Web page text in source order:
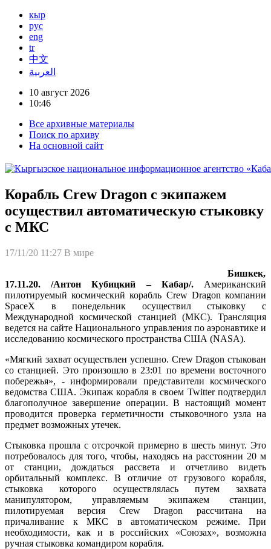
кыр
рус
eng
tr
中文
العربية
10 август 2026
10:46
Все архивные материалы
Поиск по архиву
На основной сайт
Корабль Crew Dragon с экипажем
осуществил автоматическую стыковку
с МКС
17/11/20 11:27 В мире
Бишкек,
17.11.20. /Антон Кубицкий – Кабар/.Американский
пилотируемый космический корабль Crew Dragon компании
SpaceX в понедельник осуществил стыковку с
Международной космической станцией (МКС). Трансляция
ведется на сайте Национального управления по аэронавтике и
исследованию космического пространства США (NASA).
«Мягкий захват осуществлен успешно. Crew Dragon стыкован
со станцией. Это произошло в 23:01 по времени восточного
побережья», - информировали представители космического
ведомства США. Экипаж корабля в своем Twitter подтвердил
благополучное завершение операции. В настоящий момент
проводится проверка герметичности стыковочного узла на
предмет возможных утечек.
Стыковка прошла с отсрочкой примерно в шесть минут. Это
потребовалось для того, чтобы, находясь на расстоянии 20 м
от станции, дождаться рассвета и отчетливо видеть
орбитальный комплекс. В отличие от грузового корабля,
стыковка которого осуществлялась путем захвата
манипулятором, управляемым экипажем станции,
пилотируемая версия Crew Dragon рассчитана на
причаливание к МКС в автоматическом режиме. При
необходимости, как и в российских «Союзах», возможна
ручная стыковка командиром корабля.